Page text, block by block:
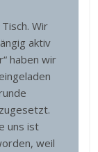
Wir
aktiv
haben wir
uns ist
weil